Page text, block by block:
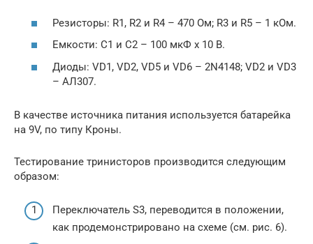
Резисторы: R1, R2 и R4 – 470 Ом; R3 и R5 – 1 кОм.
Емкости: С1 и С2 – 100 мкФ х 10 В.
Диоды: VD1, VD2, VD5 и VD6 – 2N4148; VD2 и VD3
– АЛ307.
В качестве источника питания используется батарейка
на 9V, по типу Кроны.
Тестирование тринисторов производится следующим
образом:
Переключатель S3, переводится в положении,
как продемонстрировано на схеме (см. рис. 6).